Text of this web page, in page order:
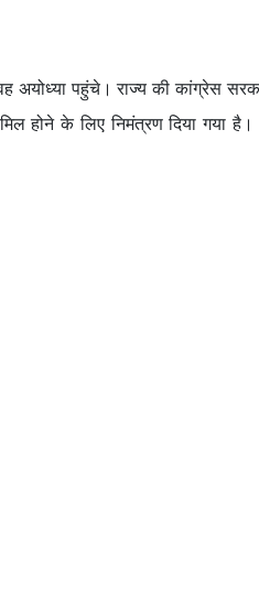
अयोध्या पहुंचे। राज्य की कांग्रेस
होने के लिए निमंत्रण दिया गया